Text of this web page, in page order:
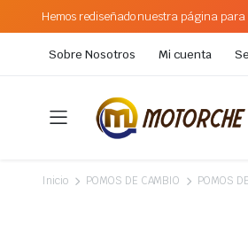
Hemos rediseñado nuestra página
Sobre Nosotros Mi cuenta
Inicio POMOS DE CAMBIO POMOS